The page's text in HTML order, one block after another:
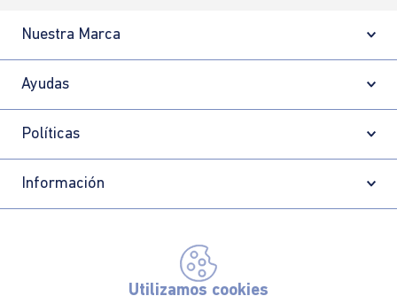
Utilizamos cookies
Nuestra Marca
Ayudas
Políticas
Información